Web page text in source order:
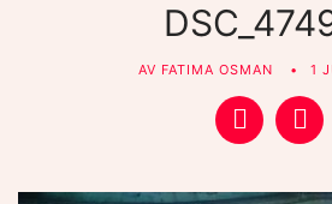
AV FATIMA OSMAN 1